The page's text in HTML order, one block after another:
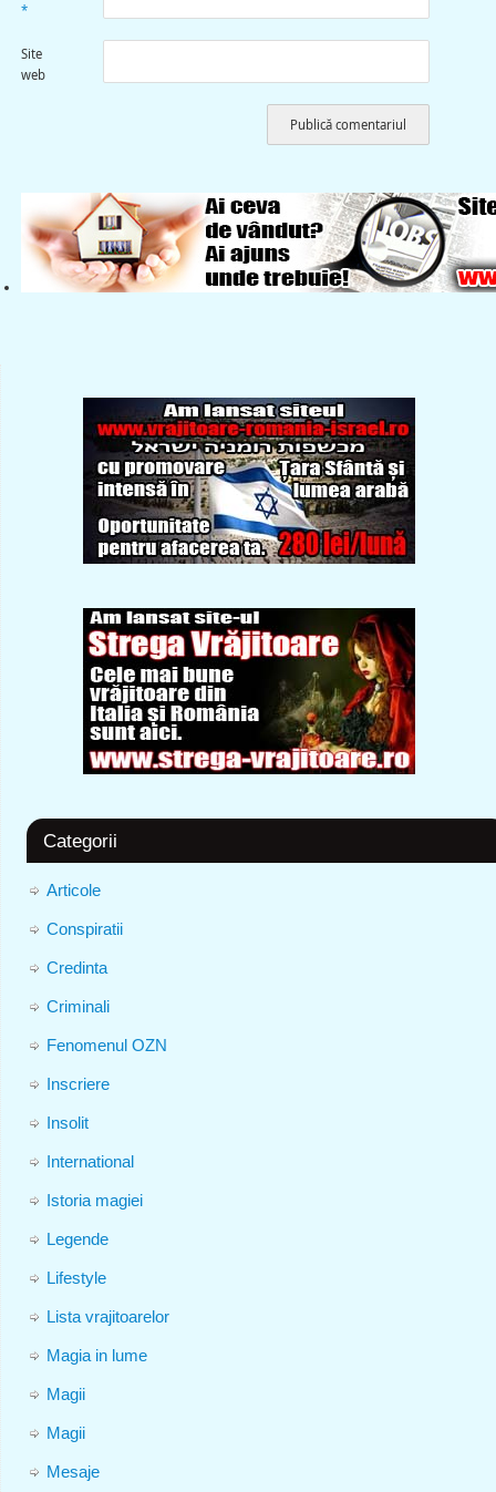
*
Site
web
Categorii
Articole
Conspiratii
Credinta
Criminali
Fenomenul OZN
Inscriere
Insolit
International
Istoria magiei
Legende
Lifestyle
Lista vrajitoarelor
Magia in lume
Magii
Magii
Mesaje